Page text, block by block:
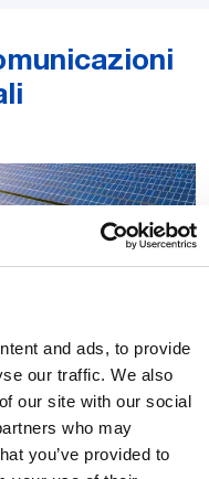
and ads, to provide
our traffic. We also
our site with our social
who may
you’ve provided to